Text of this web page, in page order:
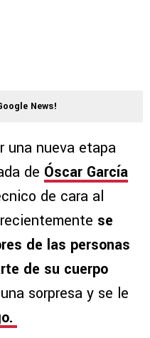
News!
una nueva etapa
de Óscar García
de cara al
se
de las personas
de su cuerpo
sorpresa y se le